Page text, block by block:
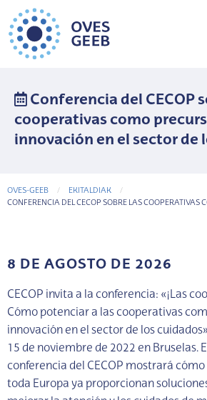
Conferencia del CECOP
cooperativas como
innovación en el sector de
OVES-GEEB
EKITALDIAK
CURRENT-PAGE
CONFERENCIA DEL CECOP SOBRE LAS COOPERATIVAS
8 DE AGOSTO DE 2026
CECOP invita a la conferencia: «¡Las
Cómo potenciar a las cooperativas
innovación en el sector de los
15 de noviembre de 2022 en Bruselas.
conferencia del CECOP mostrará
toda Europa ya proporcionan